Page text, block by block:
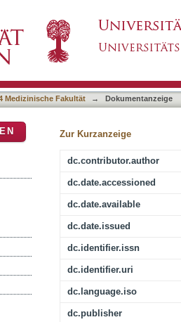
of MYKKE, a
Medizinische Fakultät → Dokumentanzeige
Zur Kurzanzeige
dc.contributor.author
dc.date.accessioned
dc.date.available
dc.date.issued
dc.identifier.issn
dc.identifier.uri
dc.language.iso
dc.publisher